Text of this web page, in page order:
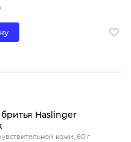
Haslinger
кожи, 60 г